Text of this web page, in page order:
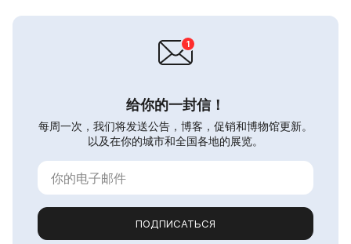
给你的一封信！
每周一次，我们将发送公告，博客，促销和博物馆更新。
以及在你的城市和全国各地的展览。
ПОДПИСАТЬСЯ